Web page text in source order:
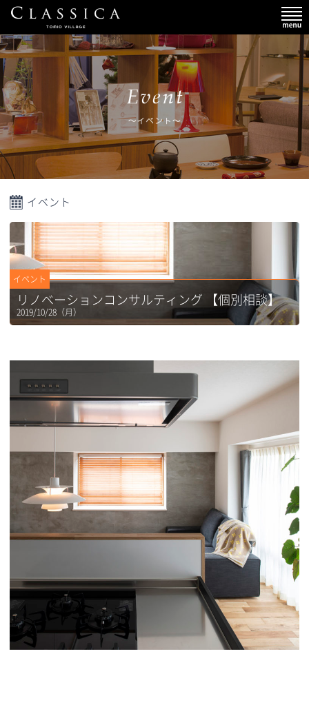
イベント
イベント
リノベーションコンサルティング 【個別相談】
2019/10/28（月）